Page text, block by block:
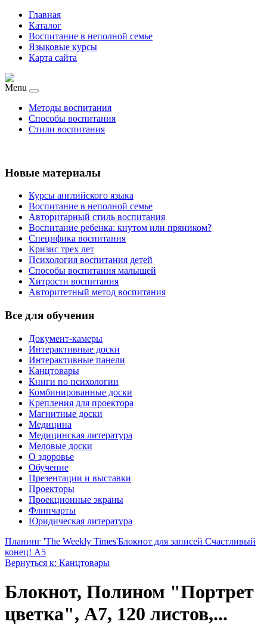
Главная
Каталог
Воспитание в неполной семье
Языковые курсы
Карта сайта
Menu
Методы воспитания
Способы воспитания
Стили воспитания
Новые материалы
Курсы английского языка
Воспитание в неполной семье
Авторитарный стиль воспитания
Воспитание ребенка: кнутом или пряником?
Специфика воспитания
Кризис трех лет
Психология воспитания детей
Способы воспитания малышей
Хитрости воспитания
Авторитетный метод воспитания
Все для обучения
Документ-камеры
Интерактивные доски
Интерактивные панели
Канцтовары
Книги по психологии
Комбинированные доски
Крепления для проектора
Магнитные доски
Медицина
Медицинская литература
Меловые доски
О здоровье
Обучение
Презентации и выставки
Проекторы
Проекционные экраны
Флипчарты
Юридическая литература
Планинг 'The Weekly Times'Блокнот для записей Счастливый
конец! А5
Вернуться к: Канцтовары
Блокнот, Полином "Портрет
цветка", А7, 120 листов,...